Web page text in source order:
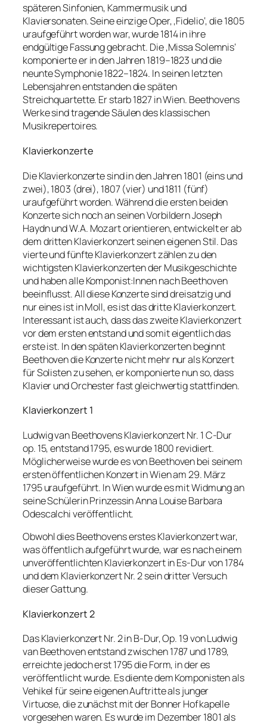
späteren Sinfonien, Kammermusik und
Klaviersonaten. Seine einzige Oper, ‚Fidelio‘, die 1805
uraufgeführt worden war, wurde 1814 in ihre
endgültige Fassung gebracht. Die ‚Missa Solemnis‘
komponierte er in den Jahren 1819–1823 und die
neunte Symphonie 1822–1824. In seinen letzten
Lebensjahren entstanden die späten
Streichquartette. Er starb 1827 in Wien. Beethovens
Werke sind tragende Säulen des klassischen
Musikrepertoires.
Klavierkonzerte
Die Klavierkonzerte sind in den Jahren 1801 (eins und
zwei), 1803 (drei), 1807 (vier) und 1811 (fünf)
uraufgeführt worden. Während die ersten beiden
Konzerte sich noch an seinen Vorbildern Joseph
Haydn und W.A. Mozart orientieren, entwickelt er ab
dem dritten Klavierkonzert seinen eigenen Stil. Das
vierte und fünfte Klavierkonzert zählen zu den
wichtigsten Klavierkonzerten der Musikgeschichte
und haben alle Komponist:Innen nach Beethoven
beeinflusst. All diese Konzerte sind dreisatzig und
nur eines ist in Moll, es ist das dritte Klavierkonzert.
Interessant ist auch, dass das zweite Klavierkonzert
vor dem ersten entstand und somit eigentlich das
erste ist. In den späten Klavierkonzerten beginnt
Beethoven die Konzerte nicht mehr nur als Konzert
für Solisten zu sehen, er komponierte nun so, dass
Klavier und Orchester fast gleichwertig stattfinden.
Klavierkonzert 1
Ludwig van Beethovens Klavierkonzert Nr. 1 C-Dur
op. 15, entstand 1795, es wurde 1800 revidiert.
Möglicherweise wurde es von Beethoven bei seinem
ersten öffentlichen Konzert in Wien am 29. März
1795 uraufgeführt. In Wien wurde es mit Widmung an
seine Schülerin Prinzessin Anna Louise Barbara
Odescalchi veröffentlicht.
Obwohl dies Beethovens erstes Klavierkonzert war,
was öffentlich aufgeführt wurde, war es nach einem
unveröffentlichten Klavierkonzert in Es-Dur von 1784
und dem Klavierkonzert Nr. 2 sein dritter Versuch
dieser Gattung.
Klavierkonzert 2
Das Klavierkonzert Nr. 2 in B-Dur, Op. 19 von Ludwig
van Beethoven entstand zwischen 1787 und 1789,
erreichte jedoch erst 1795 die Form, in der es
veröffentlicht wurde. Es diente dem Komponisten als
Vehikel für seine eigenen Auftritte als junger
Virtuose, die zunächst mit der Bonner Hofkapelle
vorgesehen waren. Es wurde im Dezember 1801 als